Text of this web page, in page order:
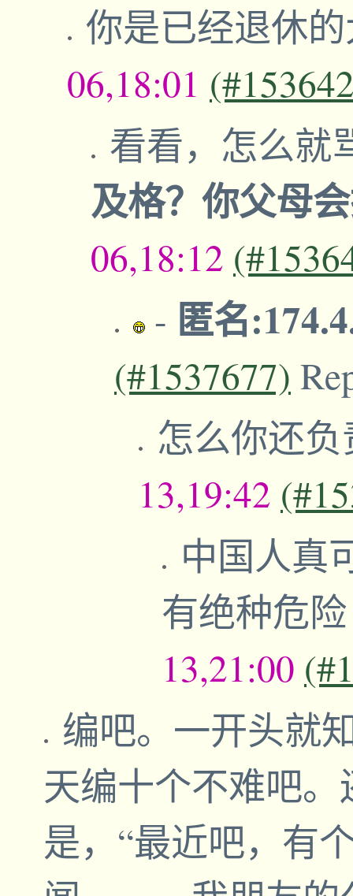
你是已经退休
06,18:01
看看，怎么就
及格？你父母
06,18:12
- 匿名
(#1537677)
怎么你还
13,19:42
中国人真
有绝种危
13,21:00
编吧。一开头就
天编十个不难吧
是，“最近吧，有